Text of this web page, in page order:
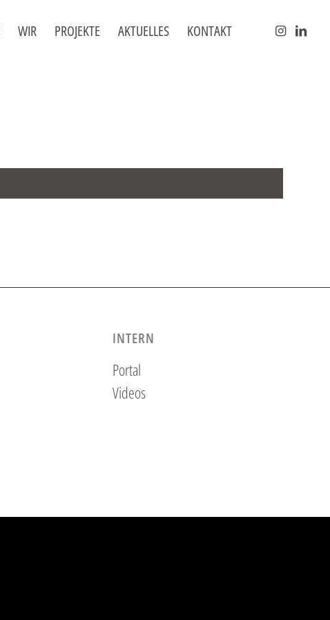
WIR PROJEKTE AKTUELLES KONTAKT
INTERN
Portal
Videos